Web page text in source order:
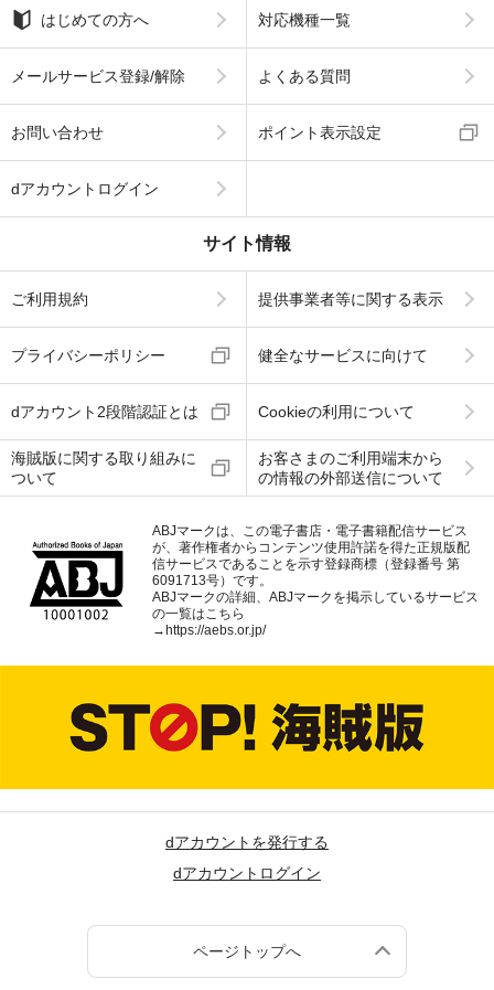
はじめての方へ 対応機種一覧
メールサービス登録/解除 よくある質問
お問い合わせ ポイント表示設定
dアカウントログイン
サイト情報
ご利用規約 提供事業者等に関する表示
プライバシーポリシー 健全なサービスに向けて
dアカウント2段階認証とは Cookieの利用について
海賊版に関する取り組みに
ついて
お客さまのご利用端末から
の情報の外部送信について
ABJマークは、この電子書店・電子書籍配信サービス
が、著作権者からコンテンツ使用許諾を得た正規版配
信サービスであることを示す登録商標（登録番号 第
6091713号）です。
ABJマークの詳細、ABJマークを掲示しているサービス
の一覧はこちら
→ https://aebs.or.jp/
dアカウントを発行する
dアカウントログイン
ページトップへ